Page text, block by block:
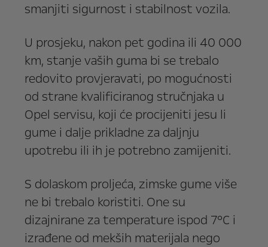
smanjiti sigurnost i stabilnost vozila.
U prosjeku, nakon pet godina ili 40 000
km, stanje vaših guma bi se trebalo
redovito provjeravati, po mogućnosti
od strane kvalificiranog stručnjaka u
Opel servisu, koji će procijeniti jesu li
gume i dalje prikladne za daljnju
upotrebu ili ih je potrebno zamijeniti.
S dolaskom proljeća, zimske gume više
ne bi trebalo koristiti. One su
dizajnirane za temperature ispod 7°C i
izrađene od mekših materijala nego